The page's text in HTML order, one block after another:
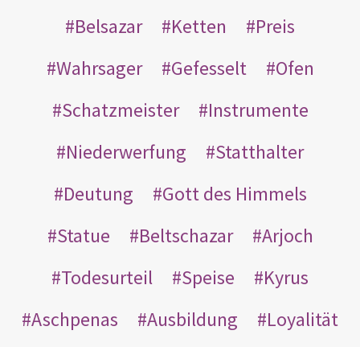
Belsazar
Ketten
Preis
Wahrsager
Gefesselt
Ofen
Schatzmeister
Instrumente
Niederwerfung
Statthalter
Deutung
Gott des Himmels
Statue
Beltschazar
Arjoch
Todesurteil
Speise
Kyrus
Aschpenas
Ausbildung
Loyalität